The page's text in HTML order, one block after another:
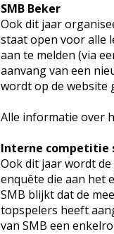
SMB Beker
Ook dit jaar
staat open voor alle
aan te melden (via
aanvang van een
wordt op de website
Alle informatie over
Interne competitie
Ook dit jaar wordt
enquête die aan het
SMB blijkt dat de
topspelers heeft
van SMB een